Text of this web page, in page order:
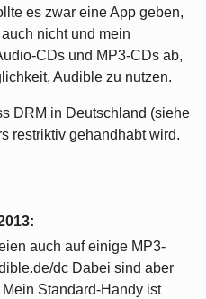
es zwar eine App geben,
nicht und mein
CDs und MP3-CDs ab,
Audible zu nutzen.
DRM in Deutschland (siehe
restriktiv gehandhabt wird.
:
auch auf einige MP3-
dc Dabei sind aber
Standard-Handy ist